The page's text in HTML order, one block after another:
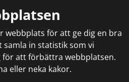
webbplats för att ge dig en bra
in statistik som vi
att förbättra webbplatsen.
eller neka kakor.